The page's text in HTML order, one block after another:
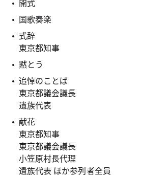
開式
国歌奏楽
式辞
東京都知事
黙とう
追悼のことば
東京都議会議長
遺族代表
献花
東京都知事
東京都議会議長
小笠原村長代理
遺族代表 ほか参列者全員